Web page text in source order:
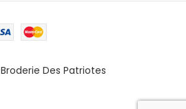
Broderie Des Patriotes